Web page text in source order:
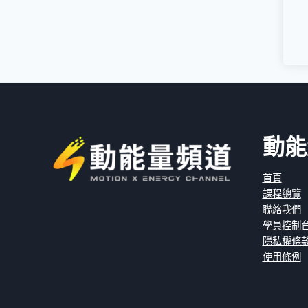
動
首頁
課程總覽
聯絡我們
學員控制
隱私權條
使用條例